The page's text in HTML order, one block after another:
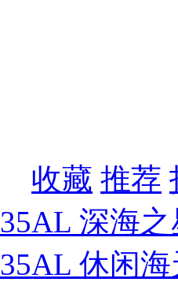
收藏 推荐
深海
休闲